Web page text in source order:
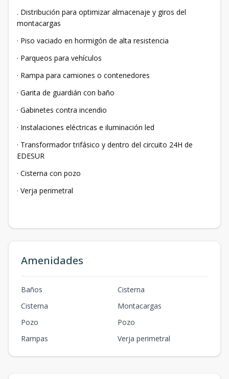
. Distribución para optimizar almacenaje y giros del
montacargas
· Piso vaciado en hormigón de alta resistencia
· Parqueos para vehículos
· Rampa para camiones o contenedores
· Garita de guardián con baño
· Gabinetes contra incendio
· Instalaciones eléctricas e iluminación led
· Transformador trifásico y dentro del circuito 24H de
EDESUR
· Cisterna con pozo
· Verja perimetral
Amenidades
Baños
Cisterna
Cisterna
Montacargas
Pozo
Pozo
Rampas
Verja perimetral